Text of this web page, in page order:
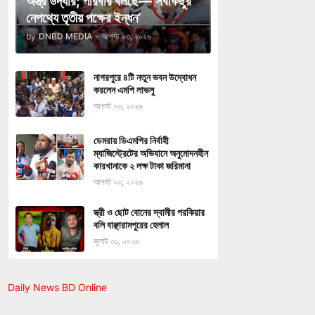
নেপথ্যে তৃতীয় পক্ষের ইন্ধন’
by DNBD MEDIA - আগস্ট ০৩, ২০২৬
নাগরপুরে ৪টি নতুন ভবন উদ্বোধন
করলেন এমপি লাভলু
আগস্ট ০৩, ২০২৬
ডেমরায় ডিএমপির নির্বাহী
ম্যাজিস্ট্রেটের অভিযানে অনুমোদনহীন
কারখানাকে ২ লক্ষ টাকা জরিমানা
আগস্ট ০৩, ২০২৬
স্ত্রী ও ছোট বোনের স্বামীর পরকিয়ার
বলি বাঞ্ছারামপুরের হেলাল
জুলাই ৩১, ২০২৬
Daily News BD Online